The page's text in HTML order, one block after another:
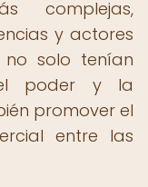
complejas,
y actores
no solo tenían
poder y la
promover el
entre las